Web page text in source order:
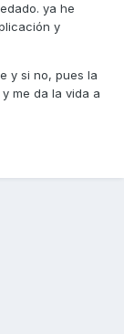
ya he
y
y si no, pues la
me da la vida a